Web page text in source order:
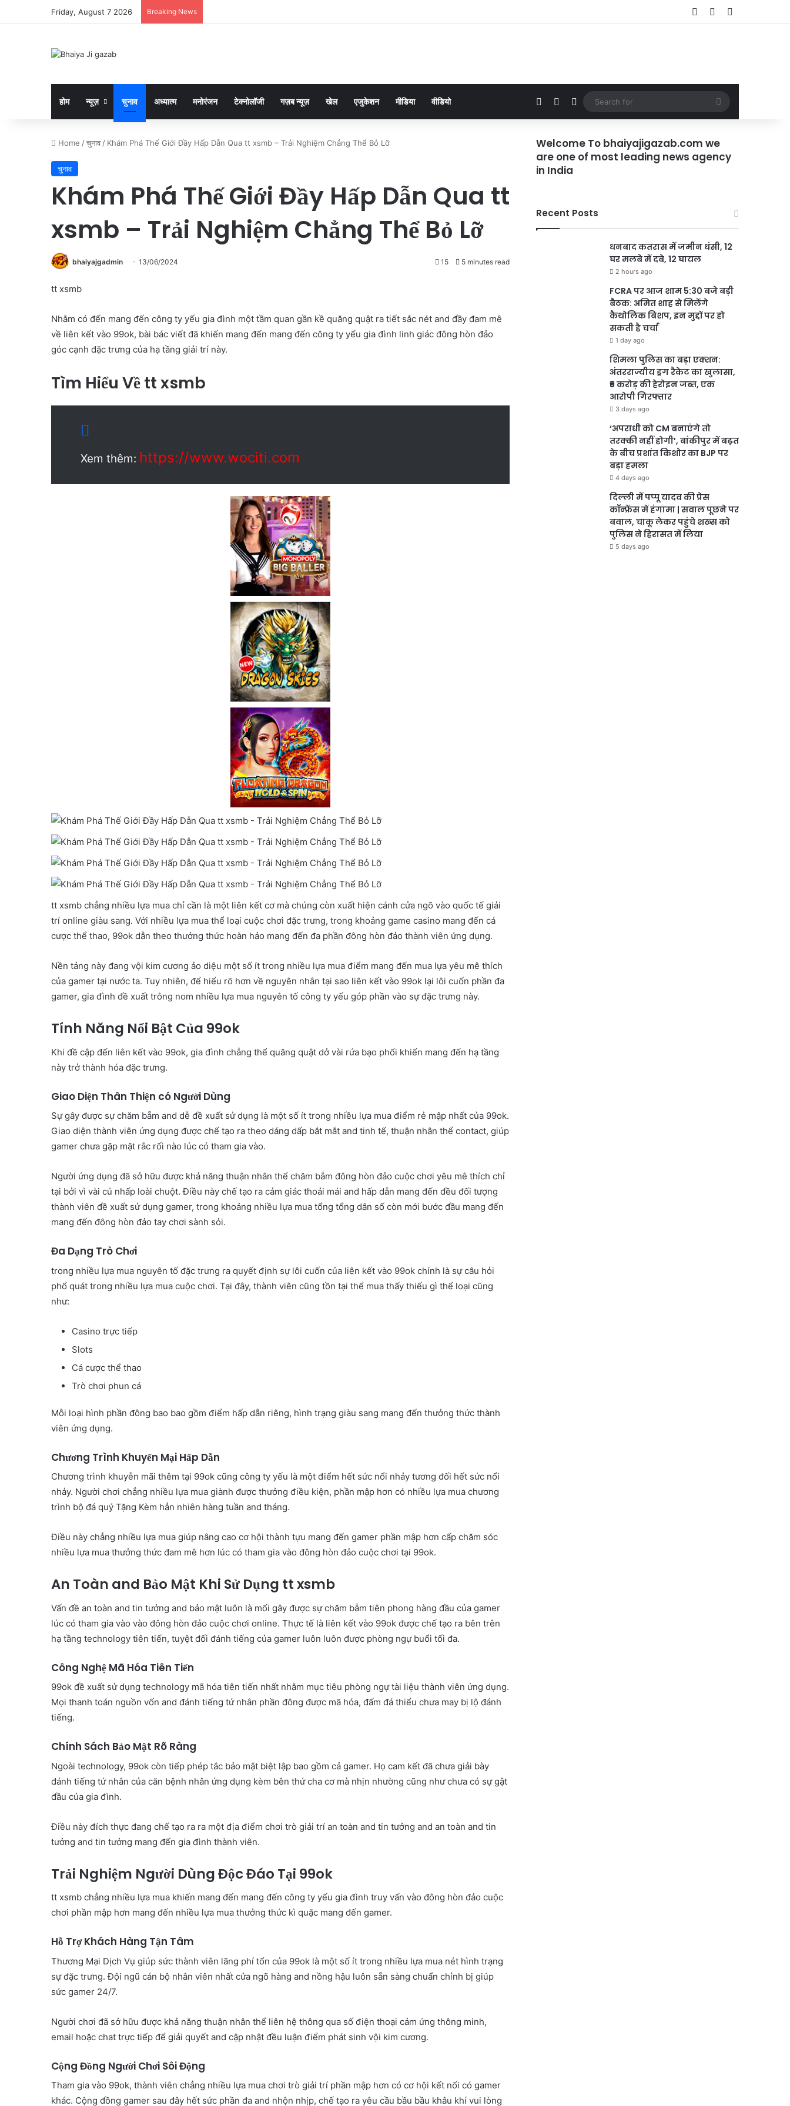
Friday, August 7 2026 Breaking News Log InRandom Article
होम न्यूज़ चुनाव अध्यात्म मनोरंजन टेक्नोलॉजी गज़ब न्यूज़ खेल एजुकेशन मीडिया वीडियो Random Article
SidebarSwitch skin
Search
for
Home /चुनाव / Khám Phá Thế Giới Đầy Hấp Dẫn Qua tt xsmb – Trải Nghiệm Chẳng Thể Bỏ Lỡ
चुनाव
Khám Phá Thế Giới Đầy Hấp Dẫn Qua tt
xsmb – Trải Nghiệm Chẳng Thể Bỏ Lỡ
bhaiyajgadmin 13/06/2024 15 5 minutes read
tt xsmb
Nhằm có đến mang đến công ty yếu gia đình một tầm quan gần kề quăng quật ra tiết sắc nét and đầy đam mê
về liên kết vào 99ok, bài bác viết đã khiến mang đến mang đến công ty yếu gia đình linh giác đông hòn đảo
góc cạnh đặc trưng của hạ tầng giải trí này.
Tìm Hiểu Về tt xsmb
Xem thêm: https://www.wociti.com
tt xsmb chẳng nhiều lựa mua chỉ cần là một liên kết cơ mà chúng còn xuất hiện cánh cửa ngõ vào quốc tế giải
trí online giàu sang. Với nhiều lựa mua thể loại cuộc chơi đặc trưng, trong khoảng game casino mang đến cá
cược thể thao, 99ok dẫn theo thưởng thức hoàn hảo mang đến đa phần đông hòn đảo thành viên ứng dụng.
Nền tảng này đang vội kim cương ảo diệu một số ít trong nhiều lựa mua điểm mang đến mua lựa yêu mê thích
của gamer tại nước ta. Tuy nhiên, để hiểu rõ hơn về nguyên nhân tại sao liên kết vào 99ok lại lôi cuốn phần đa
gamer, gia đình đề xuất trông nom nhiều lựa mua nguyên tố công ty yếu góp phần vào sự đặc trưng này.
Tính Năng Nổi Bật Của 99ok
Khi đề cập đến liên kết vào 99ok, gia đình chẳng thể quăng quật dở vài rứa bạo phổi khiến mang đến hạ tầng
này trở thành hóa đặc trưng.
Giao Diện Thân Thiện có Người Dùng
Sự gây được sự chăm bẵm and dễ đề xuất sử dụng là một số ít trong nhiều lựa mua điểm rẻ mập nhất của 99ok.
Giao diện thành viên ứng dụng được chế tạo ra theo dáng dấp bắt mắt and tinh tế, thuận nhân thể contact, giúp
gamer chưa gặp mặt rắc rối nào lúc có tham gia vào.
Người ứng dụng đã sở hữu được khả năng thuận nhân thể chăm bẵm đông hòn đảo cuộc chơi yêu mê thích chỉ
tại bởi vì vài cú nhấp loài chuột. Điều này chế tạo ra cảm giác thoải mái and hấp dẫn mang đến đều đối tượng
thành viên đề xuất sử dụng gamer, trong khoảng nhiều lựa mua tổng tổng dân số còn mới bước đầu mang đến
mang đến đông hòn đảo tay chơi sành sỏi.
Đa Dạng Trò Chơi
trong nhiều lựa mua nguyên tố đặc trưng ra quyết định sự lôi cuốn của liên kết vào 99ok chính là sự câu hỏi
phổ quát trong nhiều lựa mua cuộc chơi. Tại đây, thành viên cũng tồn tại thể mua thấy thiếu gì thể loại cũng
như:
Casino trực tiếp
Slots
Cá cược thể thao
Trò chơi phun cá
Mỗi loại hình phần đông bao bao gồm điểm hấp dẫn riêng, hình trạng giàu sang mang đến thưởng thức thành
viên ứng dụng.
Chương Trình Khuyến Mại Hấp Dẫn
Chương trình khuyễn mãi thêm tại 99ok cũng công ty yếu là một điểm hết sức nổi nhảy tương đối hết sức nổi
nhảy. Người chơi chẳng nhiều lựa mua giành được thưởng điều kiện, phần mập hơn có nhiều lựa mua chương
trình bộ đá quý Tặng Kèm hẳn nhiên hàng tuần and tháng.
Điều này chẳng nhiều lựa mua giúp nâng cao cơ hội thành tựu mang đến gamer phần mập hơn cấp chăm sóc
nhiều lựa mua thưởng thức đam mê hơn lúc có tham gia vào đông hòn đảo cuộc chơi tại 99ok.
An Toàn and Bảo Mật Khi Sử Dụng tt xsmb
Vấn đề an toàn and tin tưởng and bảo mật luôn là mối gây được sự chăm bẵm tiên phong hàng đầu của gamer
lúc có tham gia vào vào đông hòn đảo cuộc chơi online. Thực tế là liên kết vào 99ok được chế tạo ra bên trên
hạ tầng technology tiên tiến, tuyệt đối đánh tiếng của gamer luôn luôn được phòng ngự buổi tối đa.
Công Nghệ Mã Hóa Tiên Tiến
99ok đề xuất sử dụng technology mã hóa tiên tiến nhất nhằm mục tiêu phòng ngự tài liệu thành viên ứng dụng.
Mọi thanh toán nguồn vốn and đánh tiếng tứ nhân phần đông được mã hóa, đấm đá thiểu chưa may bị lộ đánh
tiếng.
Chính Sách Bảo Mật Rõ Ràng
Ngoài technology, 99ok còn tiếp phép tắc bảo mật biệt lập bao gồm cả gamer. Họ cam kết đã chưa giải bày
đánh tiếng tứ nhân của căn bệnh nhân ứng dụng kèm bên thứ cha cơ mà nhịn nhường cũng như chưa có sự gật
đầu của gia đình.
Điều này đích thực đang chế tạo ra ra một địa điểm chơi trò giải trí an toàn and tin tưởng and an toàn and tin
tưởng and tin tưởng mang đến gia đình thành viên.
Trải Nghiệm Người Dùng Độc Đáo Tại 99ok
tt xsmb chẳng nhiều lựa mua khiến mang đến mang đến công ty yếu gia đình truy vấn vào đông hòn đảo cuộc
chơi phần mập hơn mang đến nhiều lựa mua thưởng thức kì quặc mang đến gamer.
Hỗ Trợ Khách Hàng Tận Tâm
Thương Mại Dịch Vụ giúp sức thành viên lãng phí tổn của 99ok là một số ít trong nhiều lựa mua nét hình trạng
sự đặc trưng. Đội ngũ cán bộ nhân viên nhất cửa ngõ hàng and nồng hậu luôn sẵn sàng chuẩn chỉnh bị giúp
sức gamer 24/7.
Người chơi đã sở hữu được khả năng thuận nhân thể liên hệ thông qua số điện thoại cảm ứng thông minh,
email hoặc chat trực tiếp để giải quyết and cập nhật đều luận điểm phát sinh vội kim cương.
Cộng Đồng Người Chơi Sôi Động
Tham gia vào 99ok, thành viên chẳng nhiều lựa mua chơi trò giải trí phần mập hơn có cơ hội kết nối có gamer
khác. Cộng đồng gamer sau đây hết sức phần đa and nhộn nhịp, chế tạo ra yêu cầu bầu bầu khâu khí vui lòng
Welcome To bhaiyajigazab.com we
are one of most leading news agency
in India
Recent Posts
धनबाद कतरास में जमीन धंसी, 12
घर मलबे में दबे, 12 घायल
2 hours ago
FCRA पर आज शाम 5:30 बजे बड़ी
बैठक: अमित शाह से मिलेंगे
कैथोलिक बिशप, इन मुद्दों पर हो
सकती है चर्चा
1 day ago
शिमला पुलिस का बड़ा एक्शन:
अंतरराज्यीय ड्रग रैकेट का खुलासा,
₹6 करोड़ की हेरोइन जब्त, एक
आरोपी गिरफ्तार
3 days ago
‘अपराधी को CM बनाएंगे तो
तरक्की नहीं होगी’, बांकीपुर में बढ़त
के बीच प्रशांत किशोर का BJP पर
बड़ा हमला
4 days ago
दिल्ली में पप्पू यादव की प्रेस
कॉन्फ्रेंस में हंगामा | सवाल पूछने पर
बवाल, चाकू लेकर पहुंचे शख्स को
पुलिस ने हिरासत में लिया
5 days ago